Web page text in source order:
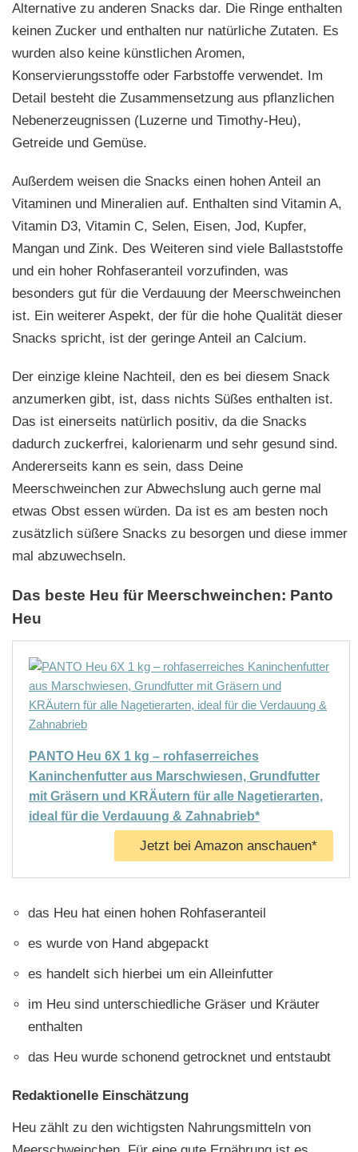
Alternative zu anderen Snacks dar. Die Ringe enthalten
keinen Zucker und enthalten nur natürliche Zutaten. Es
wurden also keine künstlichen Aromen,
Konservierungsstoffe oder Farbstoffe verwendet. Im
Detail besteht die Zusammensetzung aus pflanzlichen
Nebenerzeugnissen (Luzerne und Timothy-Heu),
Getreide und Gemüse.
Außerdem weisen die Snacks einen hohen Anteil an
Vitaminen und Mineralien auf. Enthalten sind Vitamin A,
Vitamin D3, Vitamin C, Selen, Eisen, Jod, Kupfer,
Mangan und Zink. Des Weiteren sind viele Ballaststoffe
und ein hoher Rohfaseranteil vorzufinden, was
besonders gut für die Verdauung der Meerschweinchen
ist. Ein weiterer Aspekt, der für die hohe Qualität dieser
Snacks spricht, ist der geringe Anteil an Calcium.
Der einzige kleine Nachteil, den es bei diesem Snack
anzumerken gibt, ist, dass nichts Süßes enthalten ist.
Das ist einerseits natürlich positiv, da die Snacks
dadurch zuckerfrei, kalorienarm und sehr gesund sind.
Andererseits kann es sein, dass Deine
Meerschweinchen zur Abwechslung auch gerne mal
etwas Obst essen würden. Da ist es am besten noch
zusätzlich süßere Snacks zu besorgen und diese immer
mal abzuwechseln.
Das beste Heu für Meerschweinchen: Panto
Heu
PANTO Heu 6X 1 kg – rohfaserreiches
Kaninchenfutter aus Marschwiesen, Grundfutter
mit Gräsern und KRÄutern für alle Nagetierarten,
ideal für die Verdauung & Zahnabrieb*
Jetzt bei Amazon anschauen*
das Heu hat einen hohen Rohfaseranteil
es wurde von Hand abgepackt
es handelt sich hierbei um ein Alleinfutter
im Heu sind unterschiedliche Gräser und Kräuter
enthalten
das Heu wurde schonend getrocknet und entstaubt
Redaktionelle Einschätzung
Heu zählt zu den wichtigsten Nahrungsmitteln von